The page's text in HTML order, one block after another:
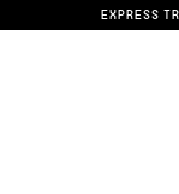
EXPRESS